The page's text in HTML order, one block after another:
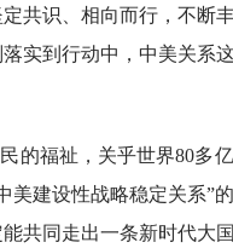
共识、相向而行，不断
实到行动中，中美关系
的福祉，关乎世界80多
美建设性战略稳定关系”
共同走出一条新时代大